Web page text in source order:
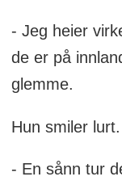
- Jeg heier
de er på
glemme.
Hun smiler lurt.
- En sånn tur